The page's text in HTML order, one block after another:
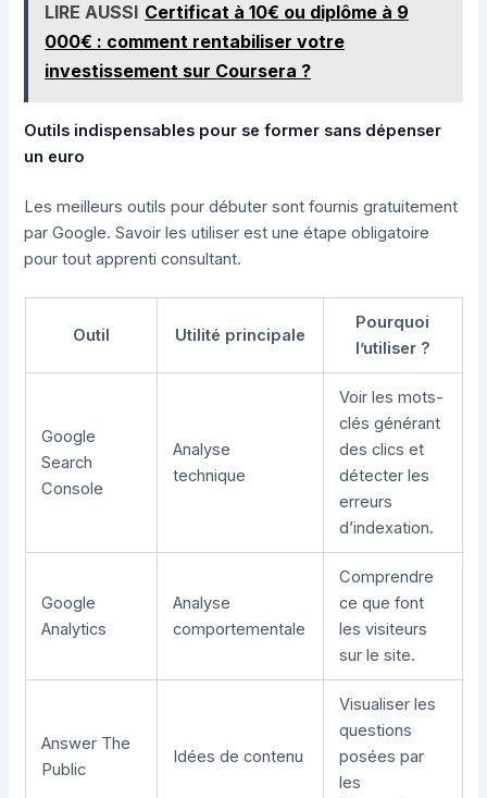
LIRE AUSSI Certificat à 10€ ou diplôme à 9
000€ : comment rentabiliser votre
investissement sur Coursera ?
Outils indispensables pour se former sans dépenser
un euro
Les meilleurs outils pour débuter sont fournis gratuitement
par Google. Savoir les utiliser est une étape obligatoire
pour tout apprenti consultant.
Outil Utilité principale
Pourquoi
l’utiliser ?
Google
Search
Console
Analyse
technique
Voir les mots-
clés générant
des clics et
détecter les
erreurs
d’indexation.
Google
Analytics
Analyse
comportementale
Comprendre
ce que font
les visiteurs
sur le site.
Answer The
Public
Idées de contenu
Visualiser les
questions
posées par
les